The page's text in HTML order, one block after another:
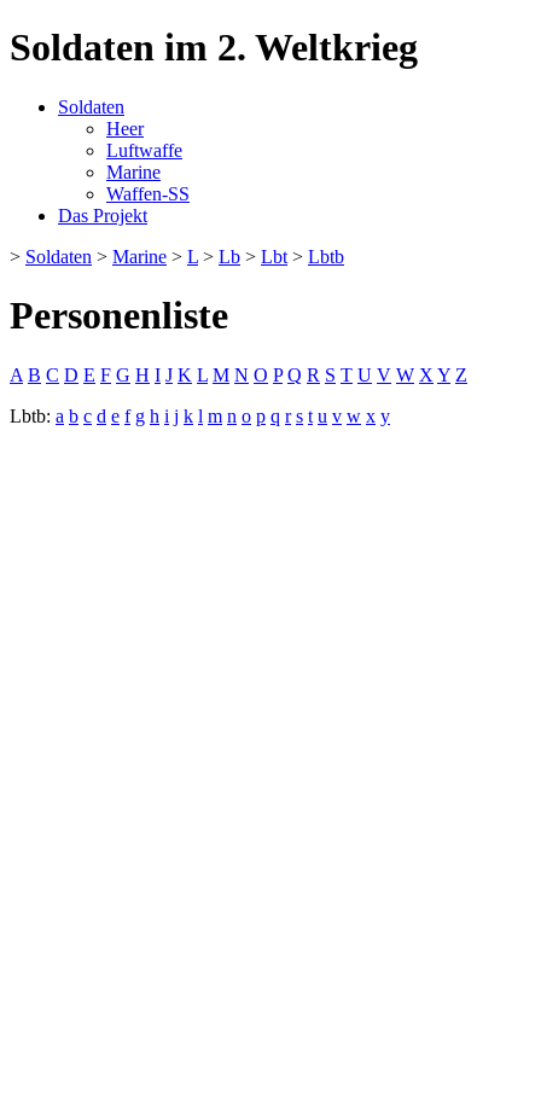
Soldaten im 2. Weltkrieg
Soldaten
Heer
Luftwaffe
Marine
Waffen-SS
Das Projekt
> Soldaten > Marine > L > Lb > Lbt > Lbtb
Personenliste
A B C D E F G H I J K L M N O P Q R S T U V W X Y Z
Lbtb: a b c d e f g h i j k l m n o p q r s t u v w x y